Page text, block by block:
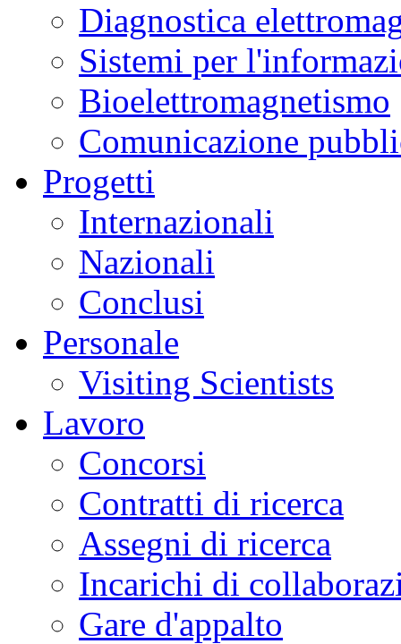
Diagnostica
Sistemi per
Bioelettromagnetismo
Comunicazione
Progetti
Internazionali
Nazionali
Conclusi
Personale
Visiting Scientists
Lavoro
Concorsi
Contratti di ricerca
Assegni di ricerca
Incarichi di
Gare d'appalto